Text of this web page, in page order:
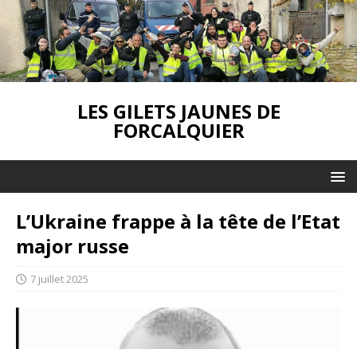
LES GILETS JAUNES DE
FORCALQUIER
L’Ukraine frappe à la tête de l’Etat
major russe
7 juillet 2025